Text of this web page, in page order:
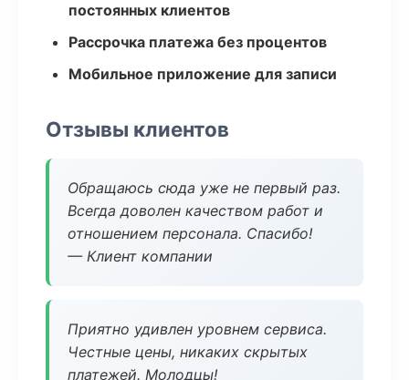
постоянных клиентов
Рассрочка платежа без процентов
Мобильное приложение для записи
Отзывы клиентов
Обращаюсь сюда уже не первый раз.
Всегда доволен качеством работ и
отношением персонала. Спасибо!
— Клиент компании
Приятно удивлен уровнем сервиса.
Честные цены, никаких скрытых
платежей. Молодцы!